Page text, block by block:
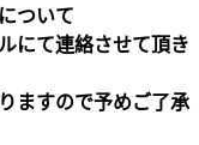
ついて
にて連絡させて頂き
ますので予めご了承